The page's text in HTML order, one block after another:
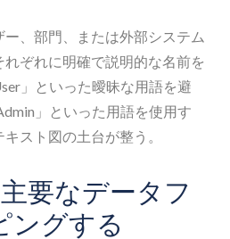
、部門、または外部システム
ぞれに明確で説明的な名前を
」といった曖昧な用語を避
」といった用語を使用す
スト図の土台が整う。
要なデータフ
ングする